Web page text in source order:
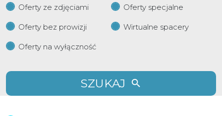
Oferty ze zdjęciami
Oferty specjalne
Oferty bez prowizji Wirtualne spacery
Oferty na wyłączność
SZUKAJ